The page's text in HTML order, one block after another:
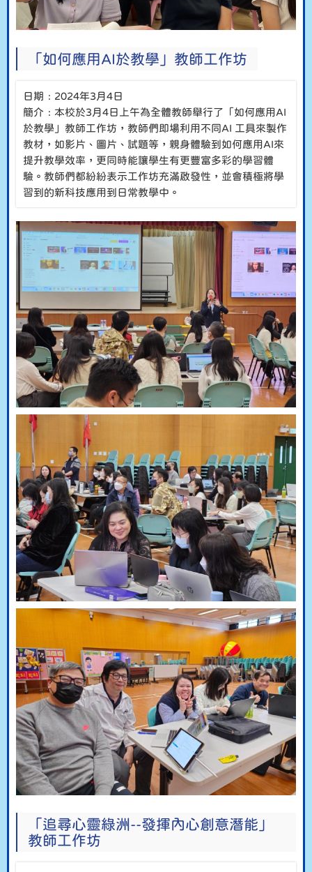
「如何應用AI於教學」教師工作坊
日期﹕2024年3月4日
簡介﹕本校於3月4日上午為全體教師舉行了「如何應用AI
於教學」教師工作坊，教師們即場利用不同AI 工具來製作
教材，如影片、圖片、試題等，親身體驗到如何應用AI來
提升教學效率，更同時能讓學生有更豐富多彩的學習體
驗。教師們都紛紛表示工作坊充滿啟發性，並會積極將學
習到的新科技應用到日常教學中。
「追尋心靈綠洲--發揮內心創意潛能」
教師工作坊